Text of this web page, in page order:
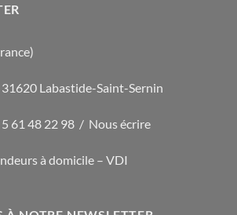
31620 Labastide-Saint-Sernin
5 61 48 22 98 / Nous écrire
à domicile – VDI